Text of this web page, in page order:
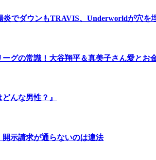
炎でダウンもTRAVIS、Underworldが穴
グの常識！大谷翔平＆真美子さん愛とお
んな男性？』
示請求が通らないのは違法